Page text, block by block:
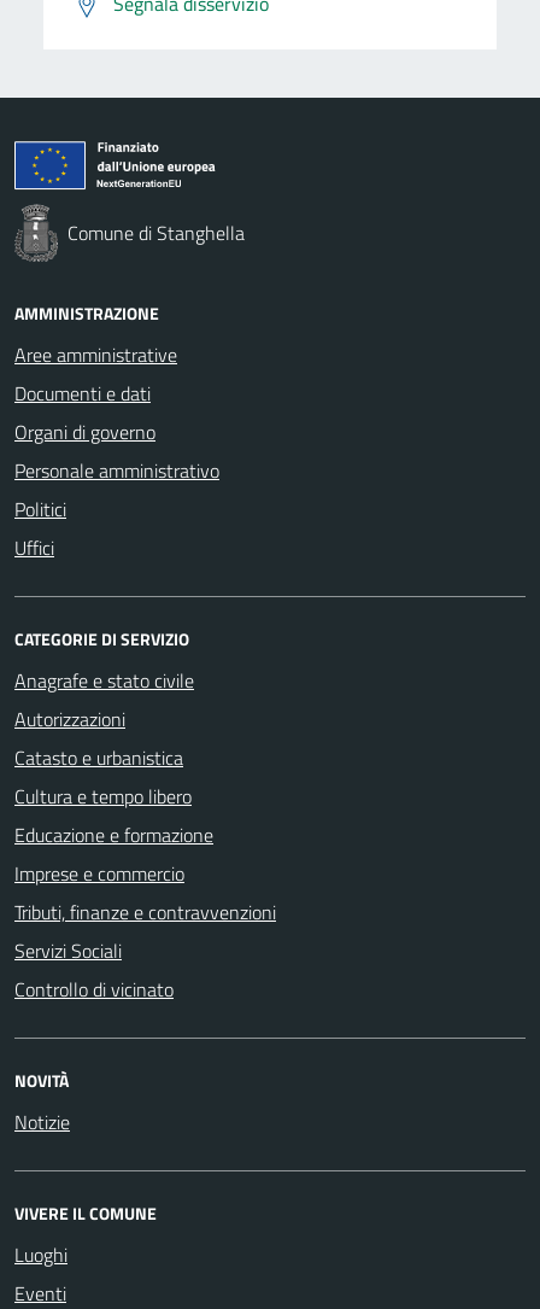
Comune di Stanghella
AMMINISTRAZIONE
Aree amministrative
Documenti e dati
Organi di governo
Personale amministrativo
Politici
Uffici
CATEGORIE DI SERVIZIO
Anagrafe e stato civile
Autorizzazioni
Catasto e urbanistica
Cultura e tempo libero
Educazione e formazione
Imprese e commercio
Tributi, finanze e contravvenzioni
Servizi Sociali
Controllo di vicinato
NOVITÀ
Notizie
VIVERE IL COMUNE
Luoghi
Eventi